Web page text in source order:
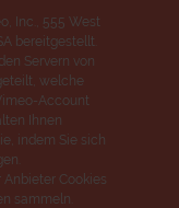
auf" - Optimismus in der
Inc., 555 West
bereitgestellt.
Servern von
welche
Account
Ihnen
indem Sie sich
Cookies
sammeln.